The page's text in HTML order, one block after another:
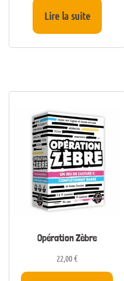
Lire la suite
Opération Zèbre
22,00€